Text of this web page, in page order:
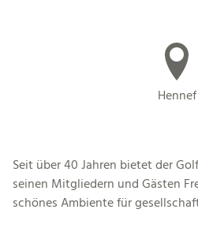
Hennef
Seit über 40 Jahren bietet der
seinen Mitgliedern und Gästen
schönes Ambiente für